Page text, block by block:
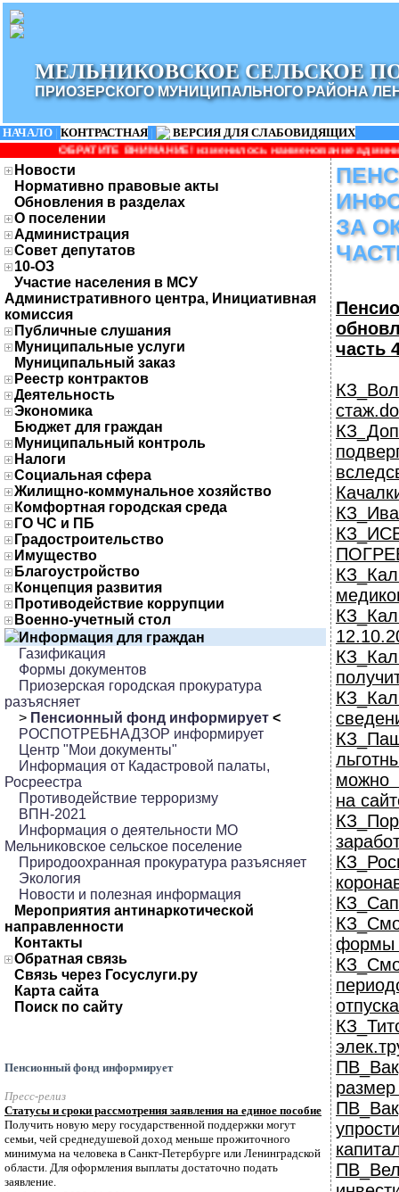
МЕЛЬНИКОВСКОЕ СЕЛЬСКОЕ
ПРИОЗЕРСКОГО МУНИЦИПАЛЬНОГО РАЙОНА
НАЧАЛО | КОНТРАСТНАЯ |
ВЕРСИЯ ДЛЯ СЛАБОВИДЯЩИХ
ВНИМАНИЕ! изменилось наименование администрации:
Новости
Нормативно правовые акты
Обновления в разделах
О поселении
Администрация
Совет депутатов
10-ОЗ
Участие населения в МСУ
Административного центра, Инициативная
комиссия
Публичные слушания
Муниципальные услуги
Муниципальный заказ
Реестр контрактов
Деятельность
Экономика
Бюджет для граждан
Муниципальный контроль
Налоги
Социальная сфера
Жилищно-коммунальное хозяйство
Комфортная городская среда
ГО ЧС и ПБ
Градостроительство
Имущество
Благоустройство
Концепция развития
Противодействие коррупции
Военно-учетный стол
Информация для граждан
Газификация
Формы документов
Приозерская городская прокуратура
разъясняет
> Пенсионный фонд информирует <
РОСПОТРЕБНАДЗОР информирует
Центр "Мои документы"
Информация от Кадастровой палаты,
Росреестра
Противодействие терроризму
ВПН-2021
Информация о деятельности МО
Мельниковское сельское поселение
Природоохранная прокуратура разъясняет
Экология
Новости и полезная информация
Мероприятия антинаркотической
направленности
Контакты
Обратная связь
Связь через Госуслуги.ру
Карта сайта
Поиск по сайту
Пенсионный фонд информирует
Пресс-релиз
Статусы и сроки рассмотрения заявления на единое пособие
Получить новую меру государственной поддержки могут
семьи, чей среднедушевой доход меньше прожиточного
минимума на человека в Санкт-Петербурге или Ленинградской
области. Для оформления выплаты достаточно подать
заявление.
ЗА
часть
можно
на
формы